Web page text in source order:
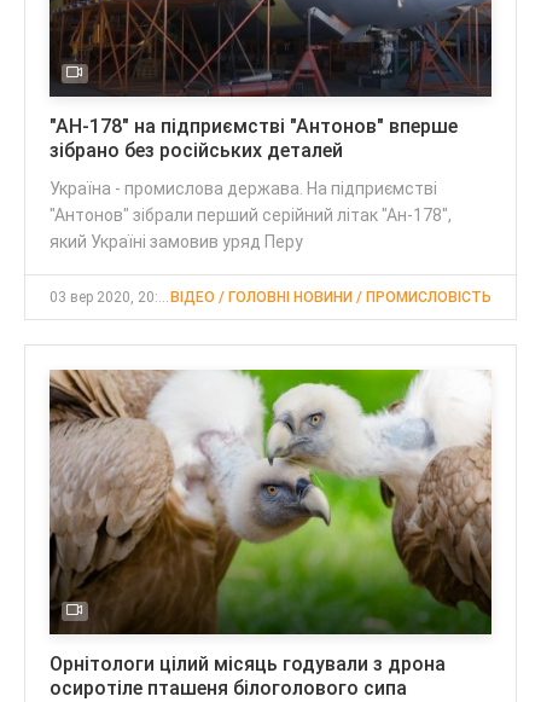
"АН-178" на підприємстві "Антонов" вперше
зібрано без російських деталей
Україна - промислова держава. На підприємстві
"Антонов" зібрали перший серійний літак "Ан-178",
який Україні замовив уряд Перу
ВІДЕО / ГОЛОВНІ НОВИНИ / ПРОМИСЛОВІСТЬ
Орнітологи цілий місяць годували з дрона
осиротіле пташеня білоголового сипа